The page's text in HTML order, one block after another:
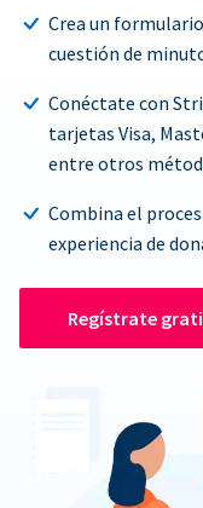
Crea un
cuestión de
Conéctate con
tarjetas Visa,
entre otros
Combina el
experiencia de
Regístrate